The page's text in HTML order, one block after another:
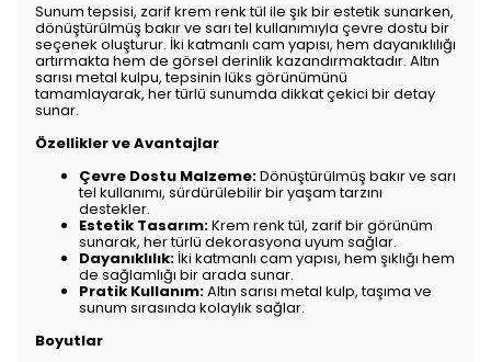
Sunum tepsisi, zarif krem renk tül ile şık bir estetik sunarken,
dönüştürülmüş bakır ve sarı tel kullanımıyla çevre dostu bir
seçenek oluşturur. İki katmanlı cam yapısı, hem dayanıklılığı
artırmakta hem de görsel derinlik kazandırmaktadır. Altın
sarısı metal kulpu, tepsinin lüks görünümünü
tamamlayarak, her türlü sunumda dikkat çekici bir detay
sunar.
Özellikler ve Avantajlar
Çevre Dostu Malzeme:Dönüştürülmüş bakır ve sarı
tel kullanımı, sürdürülebilir bir yaşam tarzını
destekler.
Estetik Tasarım:Krem renk tül, zarif bir görünüm
sunarak, her türlü dekorasyona uyum sağlar.
Dayanıklılık: İki katmanlı cam yapısı, hem şıklığı hem
de sağlamlığı bir arada sunar.
Pratik Kullanım:Altın sarısı metal kulp, taşıma ve
sunum sırasında kolaylık sağlar.
Boyutlar